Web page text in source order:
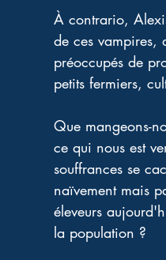
À contrario,
de ces vampires,
préoccupés de
petits fermiers,
Que mangeons-
ce qui nous est
souffrances se
naïvement mais
éleveurs
la population ?